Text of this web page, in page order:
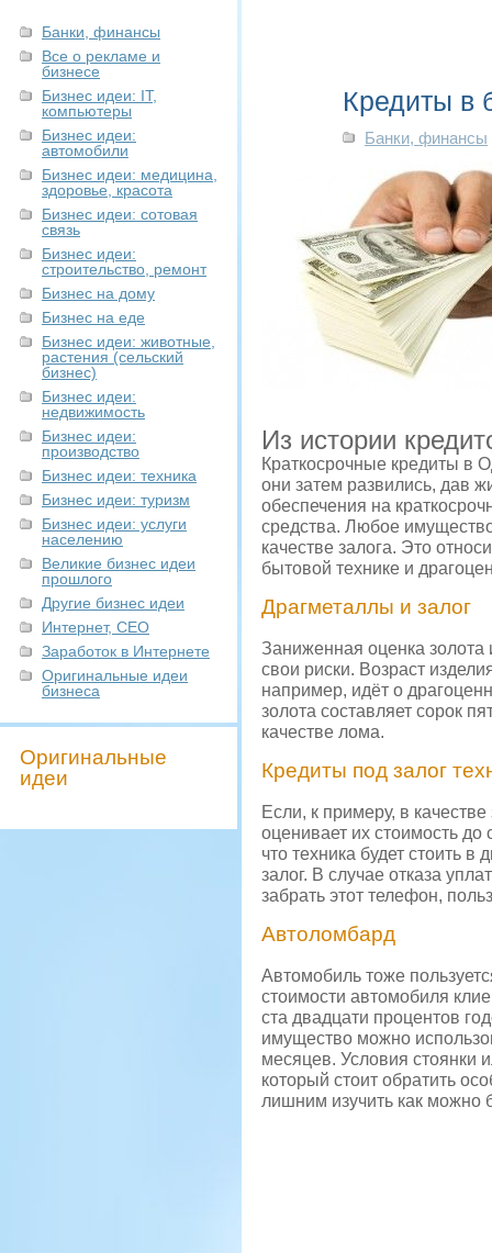
Банки, финансы
Все о рекламе и
бизнесе
Бизнес идеи: IT,
компьютеры
Бизнес идеи:
автомобили
Бизнес идеи: медицина,
здоровье, красота
Бизнес идеи: сотовая
связь
Бизнес идеи:
строительство, ремонт
Бизнес на дому
Бизнес на еде
Бизнес идеи: животные,
растения (сельский
бизнес)
Бизнес идеи:
недвижимость
Бизнес идеи:
производство
Бизнес идеи: техника
Бизнес идеи: туризм
Бизнес идеи: услуги
населению
Великие бизнес идеи
прошлого
Другие бизнес идеи
Интернет, СЕО
Заработок в Интернете
Оригинальные идеи
бизнеса
Оригинальные
идеи
Кредиты в
Банки, финансы
Из истории
Краткосрочные кредиты в
они затем развились, дав
обеспечения на
средства. Любое
качестве залога. Это
бытовой технике и
Драгметаллы и залог
Заниженная оценка золота
свои риски. Возраст
например, идёт о
золота составляет сорок
качестве лома.
Кредиты под залог
Если, к примеру, в
оценивает их стоимость
что техника будет стоить
залог. В случае отказа
забрать этот телефон,
Автоломбард
Автомобиль тоже
стоимости автомобиля
ста двадцати процентов
имущество можно
месяцев. Условия стоянки
который стоит обратить
лишним изучить как можно